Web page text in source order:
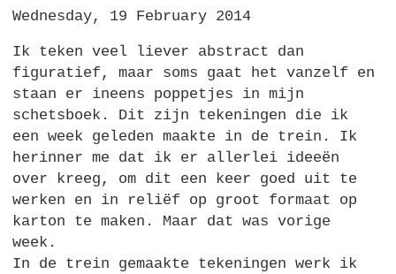
Wednesday, 19 February 2014
Ik teken veel liever abstract dan
figuratief, maar soms gaat het vanzelf en
staan er ineens poppetjes in mijn
schetsboek. Dit zijn tekeningen die ik
een week geleden maakte in de trein. Ik
herinner me dat ik er allerlei ideeën
over kreeg, om dit een keer goed uit te
werken en in reliëf op groot formaat op
karton te maken. Maar dat was vorige
week.
In de trein gemaakte tekeningen werk ik